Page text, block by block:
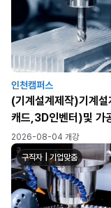
인천캠퍼스
(기계설계제작)기계설
캐드,3D인벤터)및 가
(CAM,CNC,MCT)실
성 C
2026-08-04 개강
구직자 | 기업맞춤